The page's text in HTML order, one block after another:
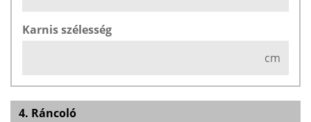
Karnis szélesség
cm
4. Ráncoló